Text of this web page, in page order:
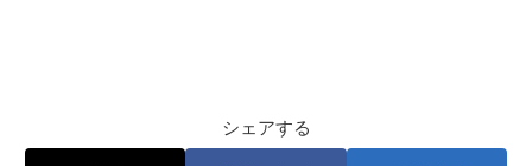
シェアする